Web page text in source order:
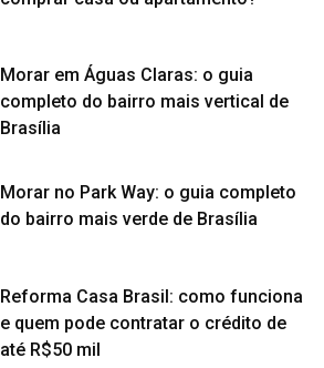
Morar em Águas Claras: o guia
completo do bairro mais vertical de
Brasília
Morar no Park Way: o guia completo
do bairro mais verde de Brasília
Reforma Casa Brasil: como funciona
e quem pode contratar o crédito de
até R$50 mil